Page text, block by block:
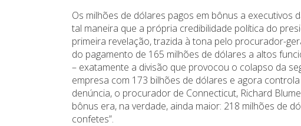
Os milhões de dólares pagos em bônus a executivos
tal maneira que a própria credibilidade política do
primeira revelação, trazida à tona pelo procurador-
do pagamento de 165 milhões de dólares a altos
– exatamente a divisão que provocou o colapso da
empresa com 173 bilhões de dólares e agora
denúncia, o procurador de Connecticut, Richard
bônus era, na verdade, ainda maior: 218 milhões de
confetes”.